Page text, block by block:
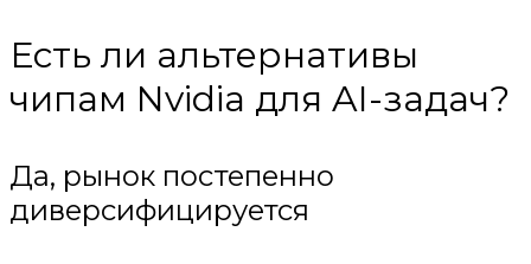
Есть ли альтернативы
чипам Nvidia для AI-задач?
Да, рынок постепенно
диверсифицируется